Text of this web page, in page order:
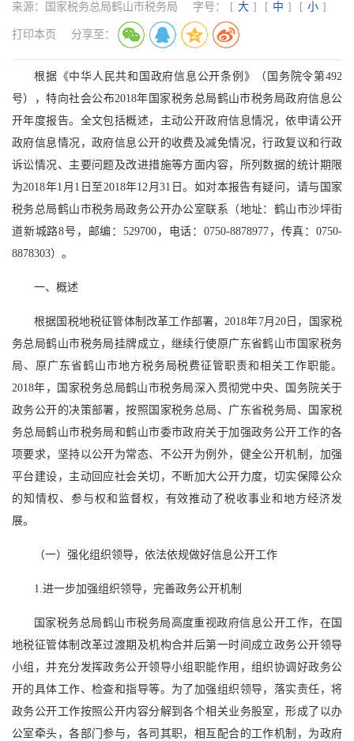
来源：
国家税务总局鹤山市税务局 字号： [ 大 ] [ 中 ] [ 小 ]
打印本页 分享至：
根据《中华人民共和国政府信息公开条例》（国务院令第492
号），特向社会公布2018年国家税务总局鹤山市税务局政府信息公
开年度报告。全文包括概述，主动公开政府信息情况，依申请公开
政府信息情况，政府信息公开的收费及减免情况，行政复议和行政
诉讼情况、主要问题及改进措施等方面内容，所列数据的统计期限
为2018年1月1日至2018年12月31日。如对本报告有疑问，请与国家
税务总局鹤山市税务局政务公开办公室联系（地址：鹤山市沙坪街
道新城路8号，邮编：529700，电话：0750-8878977，传真：0750-
8878303）。
一、概述
根据国税地税征管体制改革工作部署，2018年7月20日，国家税
务总局鹤山市税务局挂牌成立，继续行使原广东省鹤山市国家税务
局、原广东省鹤山市地方税务局税费征管职责和相关工作职能。
2018年，国家税务总局鹤山市税务局深入贯彻党中央、国务院关于
政务公开的决策部署，按照国家税务总局、广东省税务局、国家税
务总局鹤山市税务局和鹤山市委市政府关于加强政务公开工作的各
项要求，坚持以公开为常态、不公开为例外，健全公开机制，加强
平台建设，主动回应社会关切，不断加大公开力度，切实保障公众
的知情权、参与权和监督权，有效推动了税收事业和地方经济发
展。
（一）强化组织领导，依法依规做好信息公开工作
1.进一步加强组织领导，完善政务公开机制
国家税务总局鹤山市税务局高度重视政府信息公开工作，在国
地税征管体制改革过渡期及机构合并后第一时间成立政务公开领导
小组，并充分发挥政务公开领导小组职能作用，组织协调好政务公
开的具体工作、检查和指导等。为了加强组织领导，落实责任，将
政务公开工作按照公开内容分解到各个相关业务股室，形成了以办
公室牵头，各部门参与，各司其职，相互配合的工作机制，为政府